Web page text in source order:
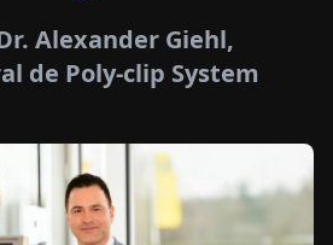
Alexander Giehl,
de Poly-clip System